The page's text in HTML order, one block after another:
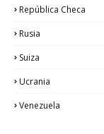
República Checa
Rusia
Suiza
Ucrania
Venezuela